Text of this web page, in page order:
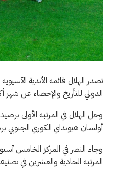
تصدر الهلال قائمة الأندية
الدولي للتأريخ والإحصاء عن شهر
أولسان هيونداي الكوري الجنوبي برصيد
المرتبة الحادية والعشرين في